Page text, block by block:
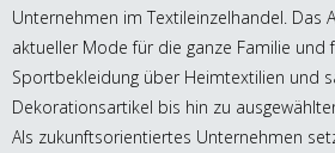
Unternehmen im Textileinzelhandel. Das
aktueller Mode für die ganze Familie und
Sportbekleidung über Heimtextilien und
Dekorationsartikel bis hin zu
Als zukunftsorientiertes Unternehmen